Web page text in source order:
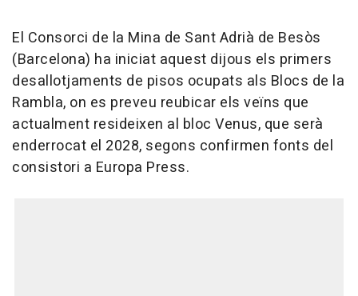
El Consorci de la Mina de Sant Adrià de Besòs
(Barcelona) ha iniciat aquest dijous els primers
desallotjaments de pisos ocupats als Blocs de la
Rambla, on es preveu reubicar els veïns que
actualment resideixen al bloc Venus, que serà
enderrocat el 2028, segons confirmen fonts del
consistori a Europa Press.